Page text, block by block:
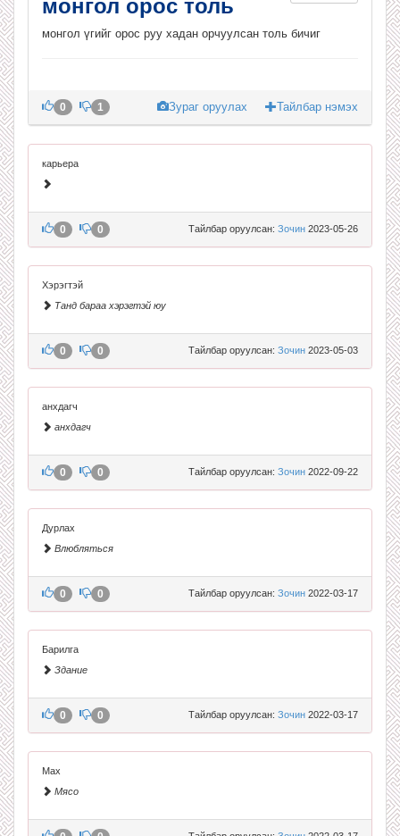
монгол орос толь
монгол үгийг орос руу хадан орчуулсан толь бичиг
Зураг оруулах Тайлбар нэмэх
0 1
карьера
Тайлбар оруулсан: Зочин 2023-05-26
0 0
Хэрэгтэй
Танд бараа хэрэгтэй юу
Тайлбар оруулсан: Зочин 2023-05-03
0 0
анхдагч
анхдагч
Тайлбар оруулсан: Зочин 2022-09-22
0 0
Дурлах
Влюбляться
Тайлбар оруулсан: Зочин 2022-03-17
0 0
Барилга
Здание
Тайлбар оруулсан: Зочин 2022-03-17
0 0
Мах
Мясо